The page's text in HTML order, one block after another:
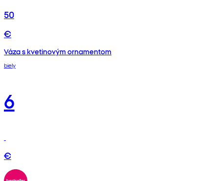
50
€
Váza s kvetinovým ornamentom
biely
6
€